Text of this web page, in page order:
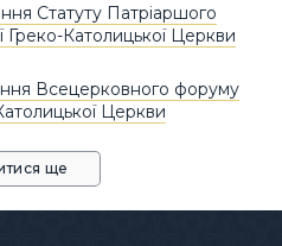
Статуту Патріаршого
Греко-Католицької Церкви
Всецерковного форуму
Церкви
ще